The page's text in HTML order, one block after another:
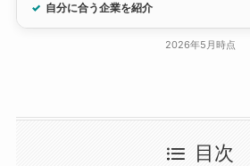
自分に合う企業を紹介
2026年5月時点
目次